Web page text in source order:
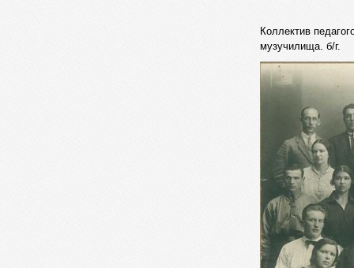
Коллектив
музучилища. б/г.